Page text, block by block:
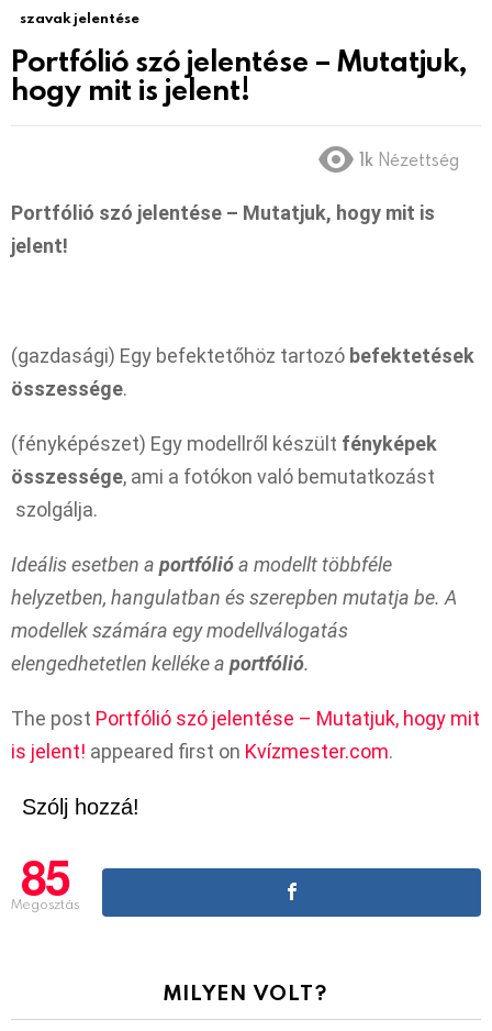
szavak jelentése
Portfólió szó jelentése – Mutatjuk,
hogy mit is jelent!
1k Nézettség
Portfólió szó jelentése – Mutatjuk, hogy mit is
jelent!
(gazdasági) Egy befektetőhöz tartozó befektetések
összessége.
(fényképészet) Egy modellről készült fényképek
összessége, ami a fotókon való bemutatkozást
szolgálja.
Ideális esetben a portfólióa modellt többféle
helyzetben, hangulatban és szerepben mutatja be. A
modellek számára egy modellválogatás
elengedhetetlen kelléke a portfólió.
The post Portfólió szó jelentése – Mutatjuk, hogy mit
is jelent! appeared first on Kvízmester.com.
Szólj hozzá!
85
Megosztás
MILYEN VOLT?